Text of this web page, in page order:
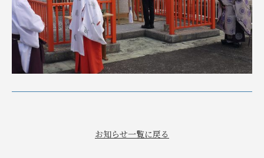
お知らせ一覧に戻る